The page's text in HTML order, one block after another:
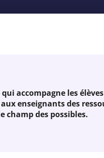
accompagne les
enseignants des
champ des possibles.